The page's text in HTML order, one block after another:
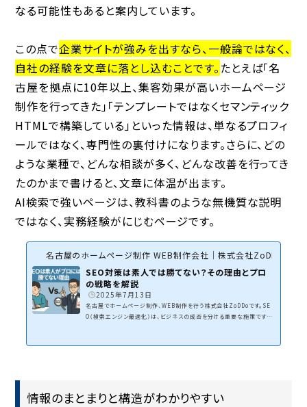
なる可能性もあると案内しています。
この点で企業サイトが強みを出すなら、一般論ではなく、
自社の経験を文章に落とし込むことです。 たとえば「名
古屋を拠点に10年以上、集客効果が高いホームページ
制作を行ってきた」「テンプレートではなくセマンティック
HTMLで構築している」といった情報は、単なるプロフィ
ールではなく、専門性の裏付けになります。さらに、どの
ような業種で、どんな相談が多く、どんな改善を行ってき
たのかまで書けると、文章に体温が出ます。
AI検索で強いページは、教科書のような無機質な説明
ではなく、実務経験がにじむページです。
名古屋のホームページ制作 WEB制作会社｜株式会社ZoDDo
SEO対策は素人では勝てない？その理由とプロ
の戦略を解説
2025年7月13日
名古屋でホームページ制作、WEB制作を行う株式会社ZoDDoです。SE
O（検索エンジン最適化）は、ビジネスの成否を分ける重要な施策です。
情報のまとまりと構造がわかりやすい